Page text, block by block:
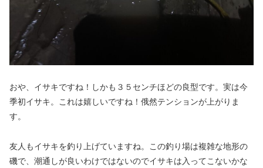
おや、イサキですね！しかも３５センチほどの良型です。実は今
季初イサキ。これは嬉しいですね！俄然テンションが上がりま
す。
友人もイサキを釣り上げていますね。この釣り場は複雑な地形の
磯で、潮通しが良いわけではないのでイサキは入ってこないかな